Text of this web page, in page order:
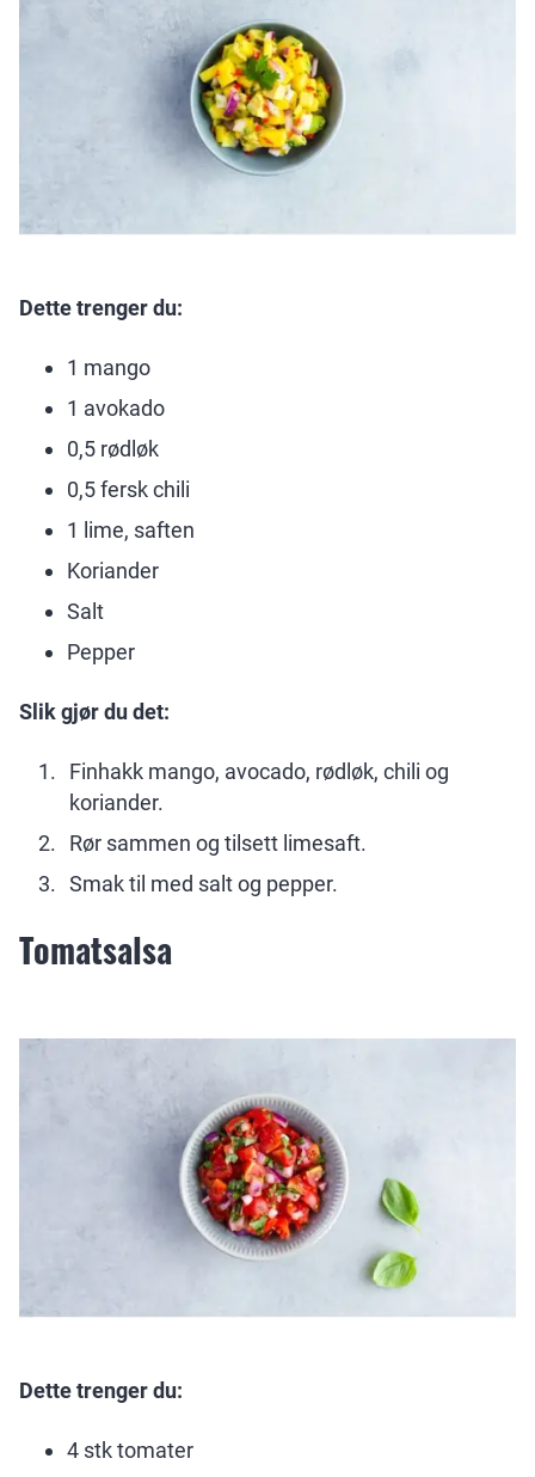
Dette trenger du:
1 mango
1 avokado
0,5 rødløk
0,5 fersk chili
1 lime, saften
Koriander
Salt
Pepper
Slik gjør du det:
Finhakk mango, avocado, rødløk, chili og
koriander.
Rør sammen og tilsett limesaft.
Smak til med salt og pepper.
Tomatsalsa
Dette trenger du:
4 stk tomater